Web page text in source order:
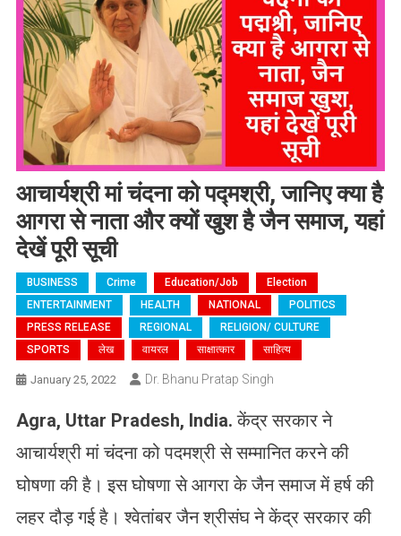
आचार्यश्री मां चंदना को पद्मश्री, जानिए क्या है
आगरा से नाता और क्यों खुश है जैन समाज, यहां
देखें पूरी सूची
BUSINESS Crime Education/job
Election
ENTERTAINMENT
HEALTH NATIONAL
POLITICS
PRESS RELEASE
REGIONAL
RELIGION/ CULTURE
SPORTS
लेख वायरल साक्षात्कार साहित्य
January 25, 2022 Dr. Bhanu Pratap Singh
Agra, Uttar Pradesh, India. केंद्र सरकार ने
आचार्यश्री मां चंदना को पदमश्री से सम्मानित करने की
घोषणा की है। इस घोषणा से आगरा के जैन समाज में हर्ष की
लहर दौड़ गई है। श्वेतांबर जैन श्रीसंघ ने केंद्र सरकार की